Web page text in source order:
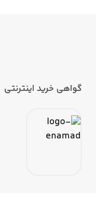
گواهی خرید اینترنتی